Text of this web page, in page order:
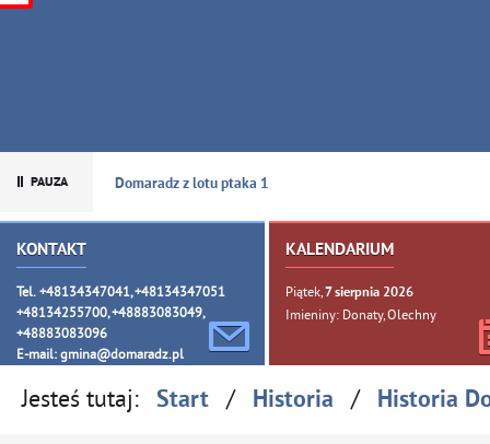
Domaradz z lotu ptaka 1
KONTAKT
Tel. +48134347041, +48134347051
+48134255700, +48883083049,
+48883083096
E-mail: gmina@domaradz.pl
KALENDARIUM
Piątek, 7sierpnia 2026
Imieniny: Donaty, Olechny
Jesteś tutaj: Start / Historia / Historia